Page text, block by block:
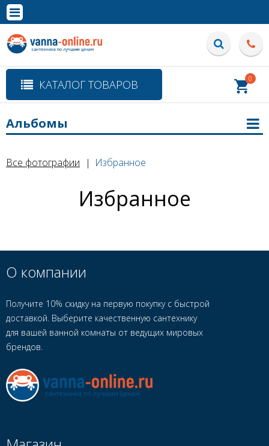
Полная версия сайта
КАТАЛОГ ТОВАРОВ 0
Все фотографии Избранное
Избранное
Альбомы
О компании
Получите 10% скидку на первую покупку с быстрой
доставкой. Выберите качественную сантехнику
для вашей ванной комнаты от ведущих мировых
брендов.